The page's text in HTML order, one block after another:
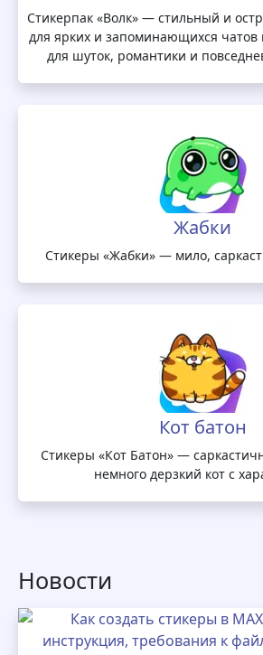
Стикерпак «Волк» — стильный и
для ярких и запоминающихся
для шуток, романтики и
Жабки
Стикеры «Жабки» — мило,
Кот батон
Стикеры «Кот Батон» —
немного дерзкий кот с
Новости